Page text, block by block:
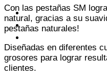
cantidad
Con las pestañas SM
natural, gracias a su
pestañas naturales!
Diseñadas en diferentes
grosores para lograr
clientes.